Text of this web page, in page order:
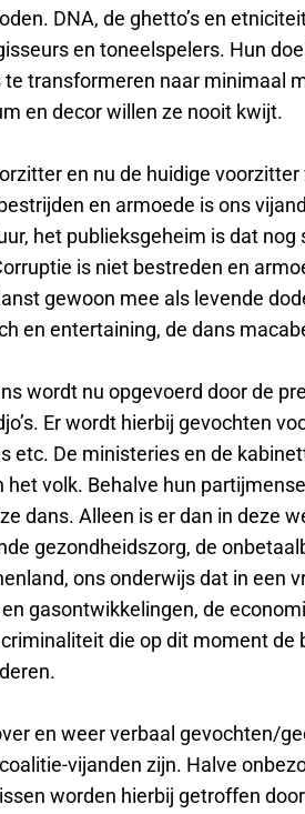
DNA, de ghetto’s en
en toneelspelers. Hun
te transformeren naar minimaal
en decor willen ze nooit kwijt.
en nu de huidige voorzitter
en armoede is ons
het publieksgeheim is dat
is niet bestreden en
gewoon mee als levende
en entertaining, de dans
wordt nu opgevoerd door de
Er wordt hierbij gevochten
etc. De ministeries en de
het volk. Behalve hun
dans. Alleen is er dan in deze
gezondheidszorg, de
ons onderwijs dat in een
gasontwikkelingen, de
die op dit moment de
en weer verbaal gevochten/
vijanden zijn. Halve
worden hierbij getroffen